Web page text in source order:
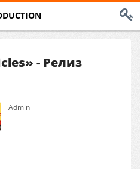
- Релиз
Аdmin